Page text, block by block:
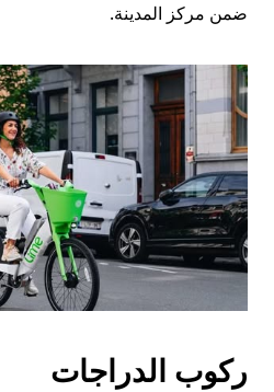
ضمن مركز المدينة.
ركوب الدراجات